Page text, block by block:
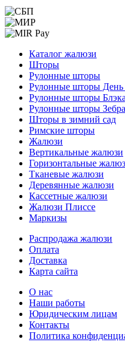
МенюКаталог жалюзи
Шторы
Рулонные шторы
Рулонные шторы
Рулонные шторы
Рулонные шторы Зебра
Шторы в зимний сад
Римские шторы
Жалюзи
Вертикальные жалюзи
Горизонтальные
Тканевые жалюзи
Деревянные жалюзи
Кассетные жалюзи
Жалюзи Плиссе
Маркизы
МенюРаспродажа жалюзи
Оплата
Доставка
Карта сайта
МенюО нас
Наши работы
Юридическим лицам
Контакты
Политика